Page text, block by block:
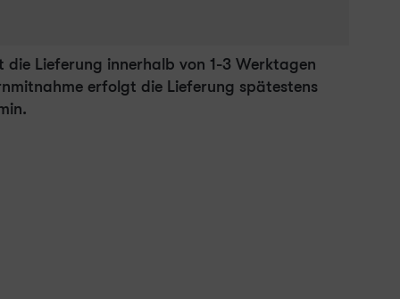
Lieferung innerhalb von 1-3 Werktagen
erfolgt die Lieferung spätestens